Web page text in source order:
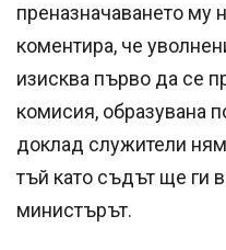
преназначаването му
коментира, че
изисква първо да се
комисия, образувана
доклад служители
тъй като съдът ще ги
министърът.